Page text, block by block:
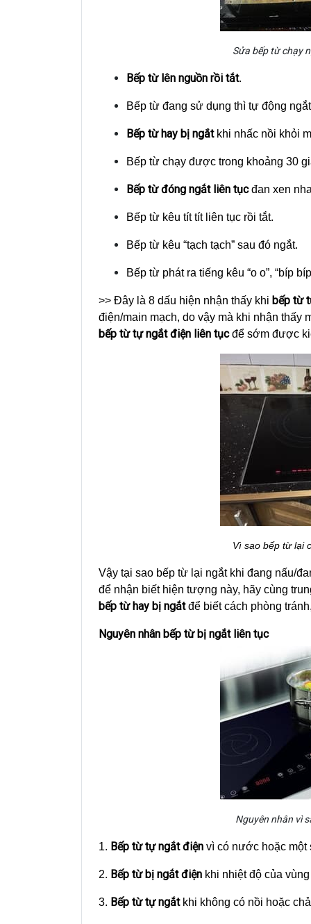
Sửa bếp từ chạy
Bếp từ lên nguồn rồi tắt.
Bếp từ đang sử dụng thì tự động
Bếp từ hay bị ngắtkhi nhấc nồi khỏi
Bếp từ chạy được trong khoảng 30
Bếp từ đóng ngắt liên tụcđan xen
Bếp từ kêu tít tít liên tục rồi tắt.
Bếp từ kêu “tạch tạch” sau đó ngắt.
Bếp từ phát ra tiếng kêu “o o”, “bíp
>> Đây là 8 dấu hiện nhận thấy khi bếp từ
điện/main mạch, do vậy mà khi nhận thấy
bếp từ tự ngắt điện liên tụcđể sớm được
Vì sao bếp từ lại
Vậy tại sao bếp từ lại ngắt khi đang nấu/
để nhận biết hiện tượng này, hãy cùng
bếp từ hay bị ngắtđể biết cách phòng
Nguyên nhân bếp từ bị ngắt liên tục
Nguyên nhân vì
1. Bếp từ tự ngắt điện vì có nước hoặc một
2. Bếp từ bị ngắt điện khi nhiệt độ của
3. Bếp từ tự ngắtkhi không có nồi hoặc